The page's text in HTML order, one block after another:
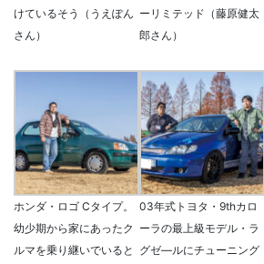
けているそう（うえぽん
さん）
ーリミテッド（藤原健太
郎さん）
ホンダ・ロゴ Cタイプ。
幼少期から家にあったク
ルマを乗り継いでいると
03年式トヨタ・9thカロ
ーラの最上級モデル・ラ
グゼ―ルにチューニング